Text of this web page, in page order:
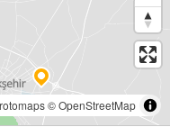
©OpenStreetMap